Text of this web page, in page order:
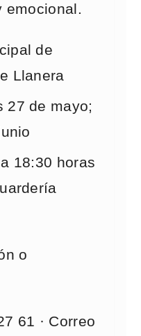
emocional.
de
Llanera
27 de mayo;
18:30 horas
o
61 · Correo